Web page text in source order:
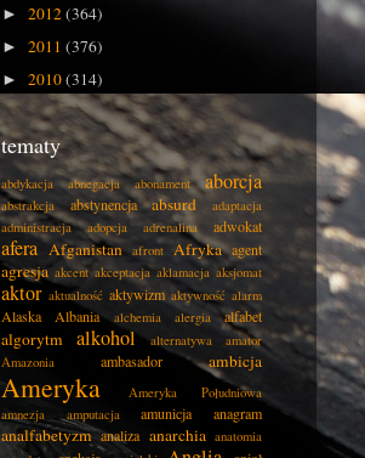
► 2012(364)
► 2011 (376)
► 2010(314)
tematy
abdykacja abnegacja abonament aborcja
abstrakcja abstynencja absurd
adaptacja
administracja
adopcja adrenalina adwokat
afera Afganistan afront Afryka agent
agresja akcent akceptacja aklamacja aksjomat
aktor aktualność aktywizm aktywność alarm
Alaska Albania alchemia alergia alfabet
algorytm alkohol alternatywa
amator
Amazonia
ambasador ambicja
Ameryka
Ameryka Południowa
amnezja
amputacja amunicja anagram
analfabetyzm analiza anarchia anatomia